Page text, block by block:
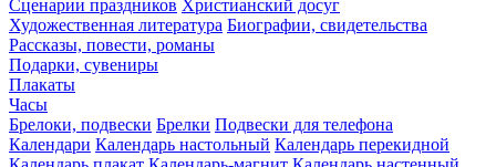
Сценарии праздников Христианский досуг
Художественная литература Биографии, свидетельства
Рассказы, повести, романы
Подарки, сувениры
Плакаты
Часы
Брелоки, подвески Брелки Подвески для телефона
Календари Календарь настольный Календарь перекидной